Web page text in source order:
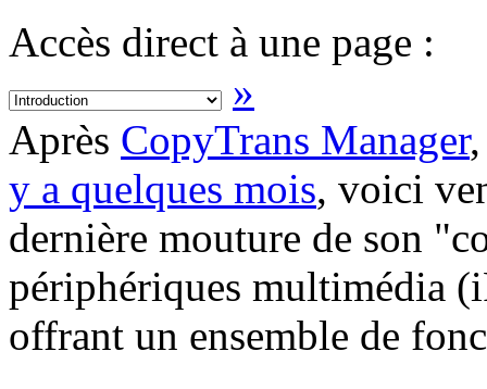
Accès direct à une page :
»
Après CopyTrans Manager
y a quelques mois, voici
dernière mouture de son
périphériques multimédia
offrant un ensemble de